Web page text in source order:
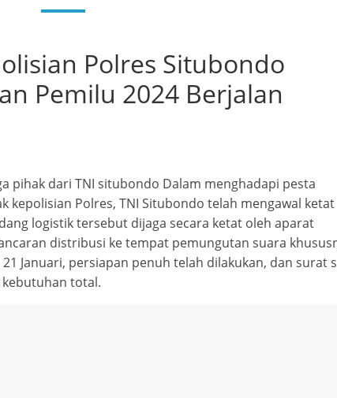
Polres Situbondo
Pemilu 2024 Berjalan
pihak dari TNI situbondo Dalam menghadapi pesta
kepolisian Polres, TNI Situbondo telah mengawal ketat
logistik tersebut dijaga secara ketat oleh aparat
distribusi ke tempat pemungutan suara
Januari, persiapan penuh telah dilakukan, dan surat
total.